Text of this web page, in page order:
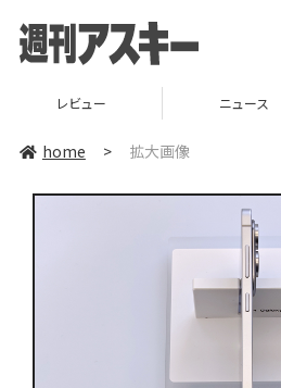
レビュー ニュース
home > 拡大画像